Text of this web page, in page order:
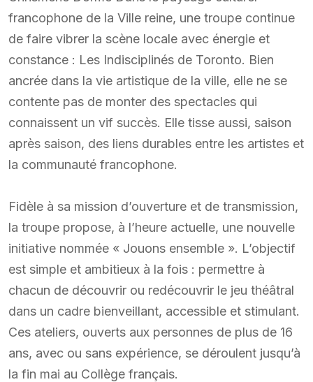
francophone de la Ville reine, une troupe continue
de faire vibrer la scène locale avec énergie et
constance : Les Indisciplinés de Toronto. Bien
ancrée dans la vie artistique de la ville, elle ne se
contente pas de monter des spectacles qui
connaissent un vif succès. Elle tisse aussi, saison
après saison, des liens durables entre les artistes et
la communauté francophone.
Fidèle à sa mission d’ouverture et de transmission,
la troupe propose, à l’heure actuelle, une nouvelle
initiative nommée « Jouons ensemble ». L’objectif
est simple et ambitieux à la fois : permettre à
chacun de découvrir ou redécouvrir le jeu théâtral
dans un cadre bienveillant, accessible et stimulant.
Ces ateliers, ouverts aux personnes de plus de 16
ans, avec ou sans expérience, se déroulent jusqu’à
la fin mai au Collège français.